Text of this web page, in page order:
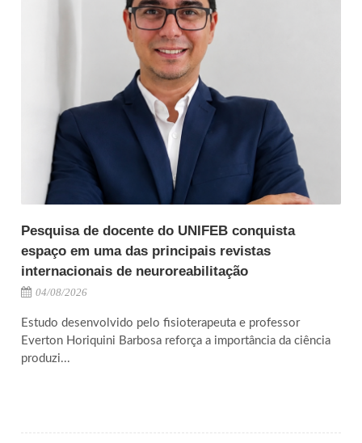
Pesquisa de docente do UNIFEB conquista
espaço em uma das principais revistas
internacionais de neuroreabilitação
04/08/2026
Estudo desenvolvido pelo fisioterapeuta e professor
Everton Horiquini Barbosa reforça a importância da ciência
produzi...